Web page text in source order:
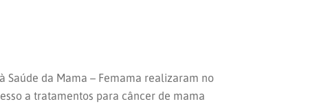
Saúde da Mama – Femama realizaram no
a tratamentos para câncer de mama